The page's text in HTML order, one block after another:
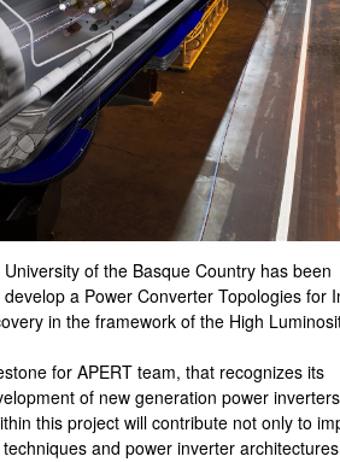
of the Basque Country has been
a Power Converter Topologies for
in the framework of the High
for APERT team, that recognizes its
of new generation power
this project will contribute not only to
and power inverter